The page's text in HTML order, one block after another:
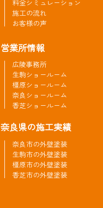
料金シミュレーション
施工の流れ
お客様の声
営業所情報
広陵事務所
生駒ショールーム
橿原ショールーム
奈良ショールーム
香芝ショールーム
奈良県の施工実績
奈良市の外壁塗装
生駒市の外壁塗装
橿原市の外壁塗装
香芝市の外壁塗装